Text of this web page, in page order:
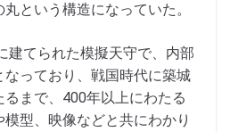
という構造になっていた。
建てられた模擬天守で、内部
っており、戦国時代に築城
まで、400年以上にわたる
型、映像などと共にわかり